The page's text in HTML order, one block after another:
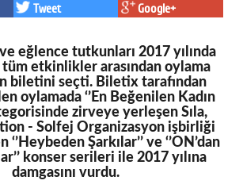
Tweet Google+
eğlence tutkunları 2017 yılında
etkinlikler arasından oylama
biletini seçti. Biletix tarafından
oylamada ‘’En Beğenilen Kadın
zirveye yerleşen Sıla,
- Solfej Organizasyon işbirliği
Şarkılar’’ ve ‘’ON’dan
konser serileri ile 2017 yılına
damgasını vurdu.